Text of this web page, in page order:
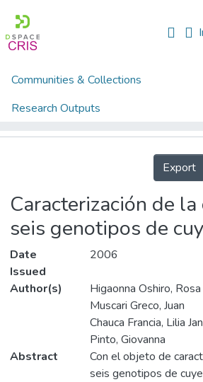
Communities & Collections
Research Outputs
Fundings & Projects
Estadísticas
Inicio
Details
Export
Caracterización de la
seis genotipos de
Date
Issued
2006
Author(s)
Higaonna Oshiro, Rosa
Muscari Greco, Juan
Chauca Francia, Lilia
Pinto, Giovanna
Abstract
Con el objeto de
seis genotipos de